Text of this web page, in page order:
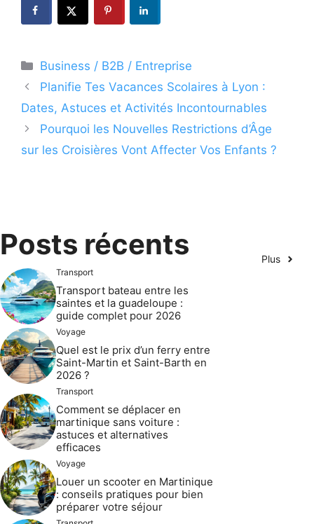
Catégories
Business / B2B / Entreprise
Planifie Tes Vacances Scolaires à Lyon :
Dates, Astuces et Activités Incontournables
Pourquoi les Nouvelles Restrictions d’Âge
sur les Croisières Vont Affecter Vos Enfants ?
Posts récents Plus
Transport
Transport bateau entre les
saintes et la guadeloupe :
guide complet pour 2026
Voyage
Quel est le prix d’un ferry entre
Saint-Martin et Saint-Barth en
2026 ?
Transport
Comment se déplacer en
martinique sans voiture :
astuces et alternatives
efficaces
Voyage
Louer un scooter en Martinique
: conseils pratiques pour bien
préparer votre séjour